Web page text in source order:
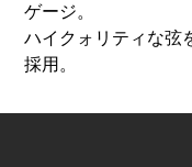
ゲージ。
ハイクォリティな弦
採用。